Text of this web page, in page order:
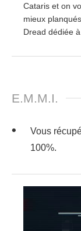
Cataris et on
mieux
Dread dédiée
E.M.M.I.
Vous
100%.